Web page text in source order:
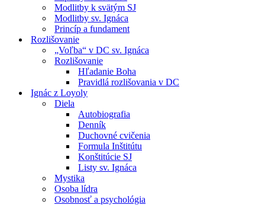
Modlitby k svätým SJ
Modlitby sv. Ignáca
Princíp a fundament
Rozlišovanie
„Voľba“ v DC sv. Ignáca
Rozlišovanie
Hľadanie Boha
Pravidlá rozlišovania v DC
Ignác z Loyoly
Diela
Autobiografia
Denník
Duchovné cvičenia
Formula Inštitútu
Konštitúcie SJ
Listy sv. Ignáca
Mystika
Osoba lídra
Osobnosť a psychológia